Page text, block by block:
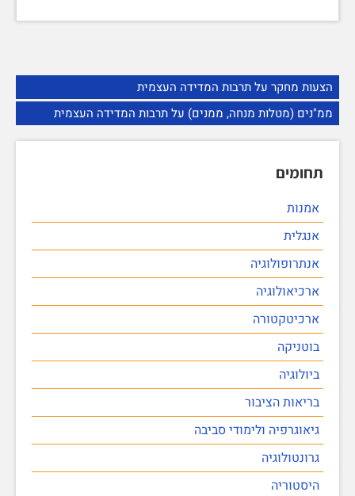
הצעות מחקר על תרבות המדידה העצמית
ממ"נים (מטלות מנחה, ממנים) על תרבות המדידה העצמית
תחומים
אמנות
אנגלית
אנתרופולוגיה
ארכיאולוגיה
ארכיטקטורה
בוטניקה
ביולוגיה
בריאות הציבור
גיאוגרפיה ולימודי סביבה
גרונטולוגיה
היסטוריה